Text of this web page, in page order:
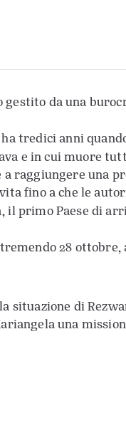
gestito da una
tredici anni
e in cui muore
raggiungere una
fino a che le
il primo Paese di
28 ottobre,
di
una